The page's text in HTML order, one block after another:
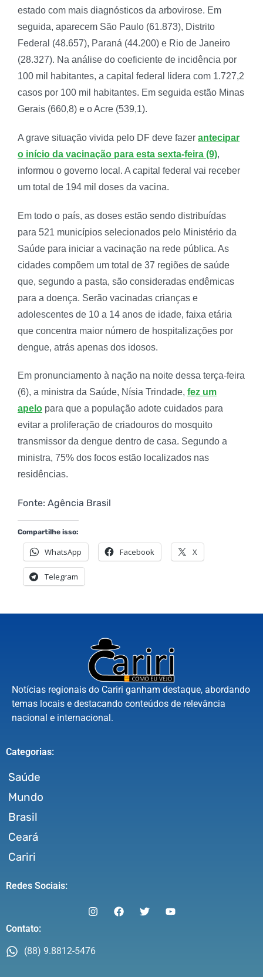
estado com mais diagnósticos da arbovirose. Em
seguida, aparecem São Paulo (61.873), Distrito
Federal (48.657), Paraná (44.200) e Rio de Janeiro
(28.327). Na análise do coeficiente de incidência por
100 mil habitantes, a capital federal lidera com 1.727,2
casos por 100 mil habitantes. Em seguida estão Minas
Gerais (660,8) e o Acre (539,1).
A grave situação vivida pelo DF deve fazer antecipar
o início da vacinação para esta sexta-feira (9),
informou o governo local. A capital federal vai receber
um total de 194 mil doses da vacina.
Em todo o país, as doses estão sendo distribuídas
para 521 municípios selecionados pelo Ministério da
Saúde para iniciar a vacinação na rede pública. As
cidades compõem um total de 37 regiões de saúde
que, segundo a pasta, são consideradas endêmicas
para a doença. Serão vacinadas crianças e
adolescentes de 10 a 14 anos de idade, faixa etária
que concentra maior número de hospitalizações por
dengue, atrás apenas dos idosos.
Em pronunciamento à nação na noite dessa terça-feira
(6), a ministra da Saúde, Nísia Trindade, fez um
apelo para que a população adote cuidados para
evitar a proliferação de criadouros do mosquito
transmissor da dengue dentro de casa. Segundo a
ministra, 75% dos focos estão localizados nas
residências.
Fonte: Agência Brasil
Compartilhe isso:
WhatsApp Facebook X
Telegram
Notícias regionais do Cariri ganham destaque, abordando
temas locais e destacando conteúdos de relevância
nacional e internacional.
Categorias:
Saúde
Mundo
Brasil
Ceará
Cariri
Redes Sociais:
Contato:
(88) 9.8812-5476